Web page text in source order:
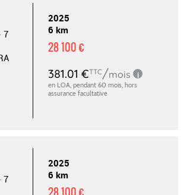
7
2025
6 km
28 100 €
7
2025
6 km